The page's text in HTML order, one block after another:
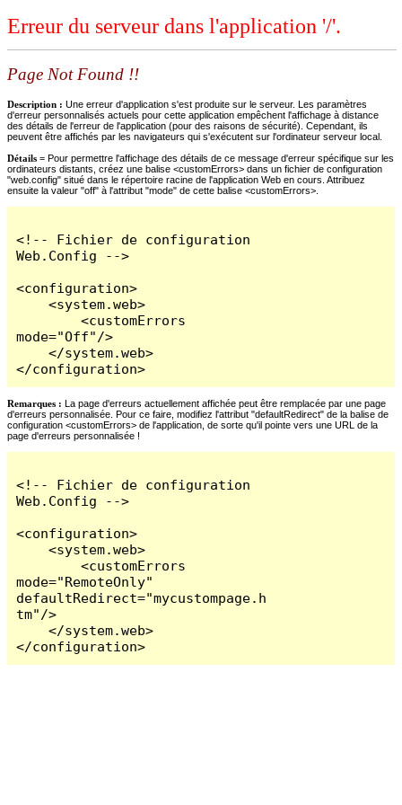
Erreur du serveur dans l'application '/'.
Page Not Found !!
Description : Une erreur d'application s'est produite sur le serveur. Les paramètres
d'erreur personnalisés actuels pour cette application empêchent l'affichage à distance
des détails de l'erreur de l'application (pour des raisons de sécurité). Cependant, ils
peuvent être affichés par les navigateurs qui s'exécutent sur l'ordinateur serveur local.
Détails = Pour permettre l'affichage des détails de ce message d'erreur spécifique sur les
ordinateurs distants, créez une balise <customErrors> dans un fichier de configuration
"web.config" situé dans le répertoire racine de l'application Web en cours. Attribuez
ensuite la valeur "off" à l'attribut "mode" de cette balise <customErrors>.
<!-- Fichier de configuration
Web.Config -->
<configuration>
    <system.web>
        <customErrors
mode="Off"/>
    </system.web>
</configuration>
Remarques : La page d'erreurs actuellement affichée peut être remplacée par une page
d'erreurs personnalisée. Pour ce faire, modifiez l'attribut "defaultRedirect" de la balise de
configuration <customErrors> de l'application, de sorte qu'il pointe vers une URL de la
page d'erreurs personnalisée !
<!-- Fichier de configuration
Web.Config -->
<configuration>
    <system.web>
        <customErrors
mode="RemoteOnly"
defaultRedirect="mycustompage.h
tm"/>
    </system.web>
</configuration>